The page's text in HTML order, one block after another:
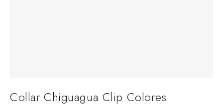
Collar Chiguagua Clip Colores